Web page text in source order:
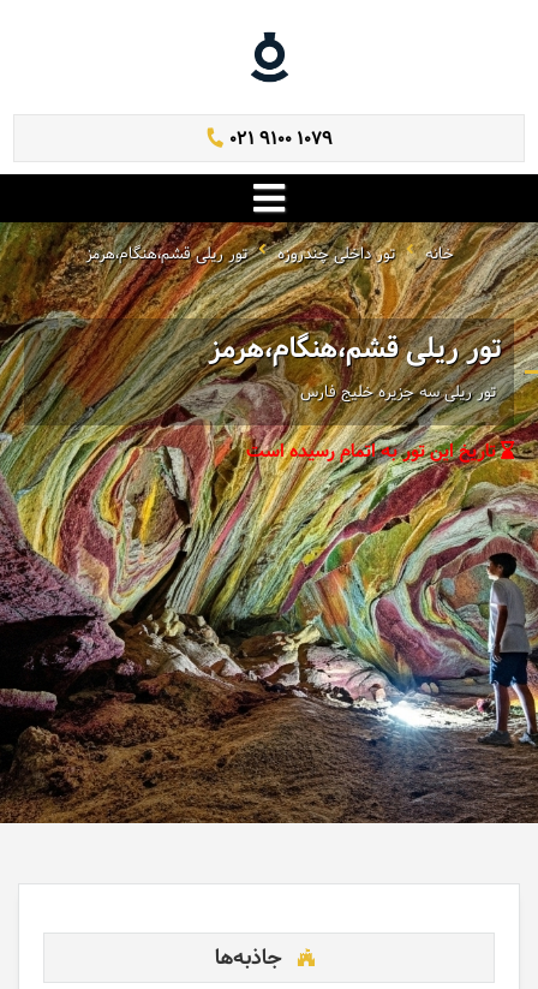
021 9100 1079
خانه تور داخلی چندروزه تور ریلی قشم،هنگام،هرمز
تور ریلی قشم،هنگام،هرمز
تور ریلی سه جزیره خلیج فارس
تاریخ این تور به اتمام رسیده است
جاذبه‌ها